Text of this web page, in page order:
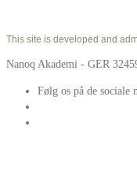
This site is developed and
Nanoq Akademi - GER
Følg os på de sociale